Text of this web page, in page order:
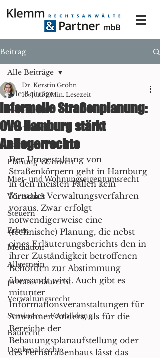
Beitrag
Alle Beiträge
Arbeitsrecht
Immobilien
Familie
Planung + Umwelt
Miet- und Wohnungseigentumsrecht
Wirtschaft
Steuern
Erben
Mediation
Allgemein
privates Baurecht
Verwaltungsrecht
Seminare + Fortbildung
Baurecht
Denkmalrecht
Alle Beiträge
Informelle Straßenplanung:
OVG Hamburg stärkt
Anliegerrechte
Dr. Kerstin Gröhn
16. Juni 2 Min. Lesezeit
Der Umgestaltung von
Straßenkörpern geht in Hamburg
in den meisten Fällen kein
formales Verwaltungsverfahren
voraus. Zwar erfolgt
notwendigerweise eine
(technische) Planung, die nebst
eines Erläuterungsberichts den in
ihrer Zuständigkeit betroffenen
Behörden zur Abstimmung
übersandt wird. Auch gibt es
mitunter
Informationsveranstaltungen für
Anwohner. Anders, als für die
Bereiche der
Bebauungsplanaufstellung oder
des Fernstraßenbaus lässt das